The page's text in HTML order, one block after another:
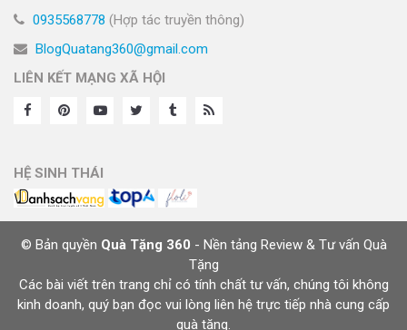
0935568778 (Hợp tác truyền thông)
BlogQuatang360@gmail.com
LIÊN KẾT MẠNG XÃ HỘI
HỆ SINH THÁI
© Bản quyền Quà Tặng 360 - Nền tảng Review & Tư vấn Quà
Tặng
Các bài viết trên trang chỉ có tính chất tư vấn, chúng tôi không
kinh doanh, quý bạn đọc vui lòng liên hệ trực tiếp nhà cung cấp
quà tặng.